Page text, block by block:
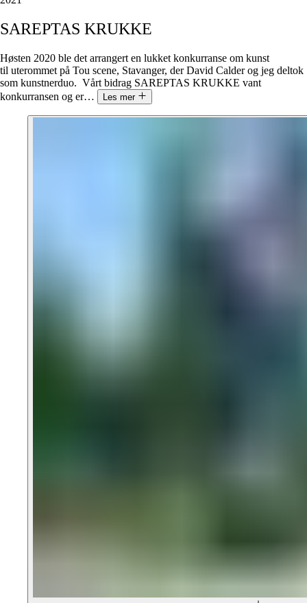
SAREPTAS KRUKKE
Høsten 2020 ble det arrangert en lukket konkurranse om kunst
til uterommet på Tou scene, Stavanger, der David Calder og jeg deltok
som kunstnerduo. Vårt bidrag SAREPTAS KRUKKE vant
konkurransen og er… Les mer